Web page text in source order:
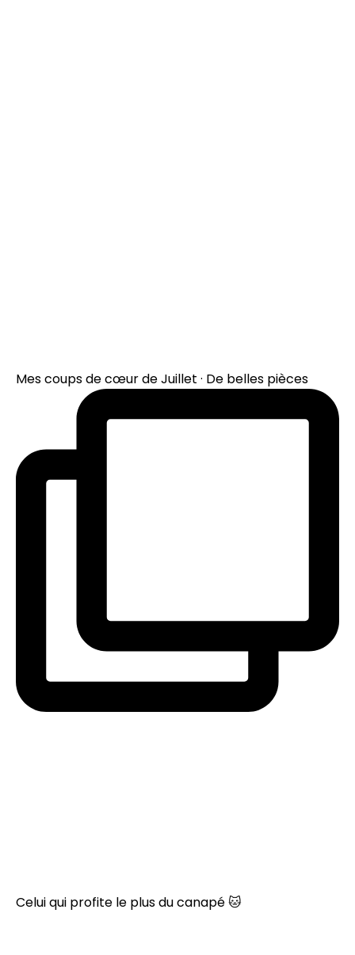
Mes coups de cœur de Juillet · De belles pièces
Celui qui profite le plus du canapé 🐱